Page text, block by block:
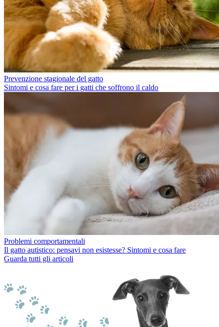
Prevenzione stagionale del gatto
Sintomi e cosa fare per i gatti che soffrono il caldo
Problemi comportamentali
Il gatto autistico: pensavi non esistesse? Sintomi e cosa fare
Guarda tutti gli articoli